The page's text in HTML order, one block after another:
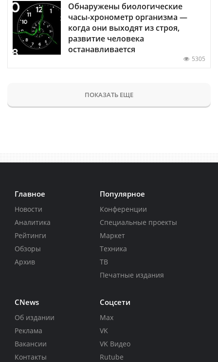
Обнаружены биологические
часы-хронометр организма —
когда они выходят из строя,
развитие человека
останавливается
5305
ПОКАЗАТЬ ЕЩЕ
Главное
Новости
Аналитика
Рейтинги
Обзоры
Архив
Популярное
Конференции
Специальные проекты
Маркет
Техника
ТВ
Печатные издания
CNews
Об издании
Реклама
Вакансии
Контакты
Соцсети
Max
VK
VK Видео
Rutube